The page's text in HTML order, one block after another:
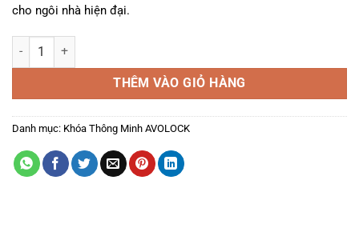
cho ngôi nhà hiện đại.
Khóa Vân Tay Thông Minh Avolock AN-393-B số lượng
THÊM VÀO GIỎ HÀNG
Danh mục: Khóa Thông Minh AVOLOCK